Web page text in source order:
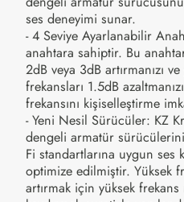
ses deneyimi sunar.
- 4 Seviye Ayarlanabilir
anahtara sahiptir. Bu
2dB veya 3dB artırmanızı
frekansları 1.5dB
frekansını kişiselleştirme
- Yeni Nesil Sürücüler: KZ
dengeli armatür
Fi standartlarına uygun
optimize edilmiştir. Yüksek
artırmak için yüksek frekans